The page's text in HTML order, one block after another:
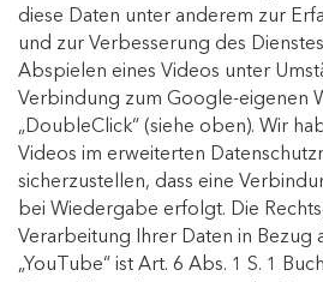
diese Daten unter anderem zur
und zur Verbesserung des
Abspielen eines Videos unter
Verbindung zum Google-eigenen
„DoubleClick“ (siehe oben). Wir
Videos im erweiterten
sicherzustellen, dass eine
bei Wiedergabe erfolgt. Die
Verarbeitung Ihrer Daten in Bezug
„YouTube“ ist Art. 6 Abs. 1 S. 1